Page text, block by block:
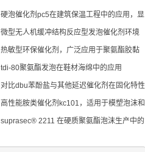
硬泡催化剂pc5在建筑保温工程中的应用，显
著提升节能效果
微型无人机缓冲结构反应型发泡催化剂环境
适应性强化技术
热敏型环保催化剂，广泛应用于聚氨酯胶黏
剂、涂料和灌封材料
tdi-80聚氨酯发泡在鞋材海绵中的应用
对比dbu苯酚盐与其他延迟催化剂在固化特性
上的差异
高性能胺类催化剂kc101，适用于模塑泡沫和
高密度泡沫，提高生产效率
suprasec® 2211 在硬质聚氨酯泡沫生产中的